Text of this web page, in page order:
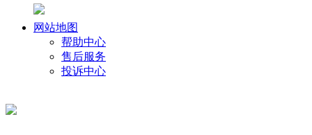
网站地图
帮助中心
售后服务
投诉中心